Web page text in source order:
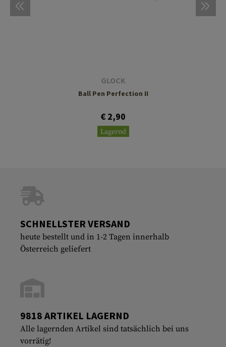
GLOCK
Ball Pen Perfection II
€ 2,90
Lagernd
SCHNELLSTER VERSAND
heute bestellt und in 1-2 Tagen innerhalb
Österreich geliefert
9818 ARTIKEL LAGERND
Alle lagernden Artikel sind tatsächlich bei uns
vorrätig!